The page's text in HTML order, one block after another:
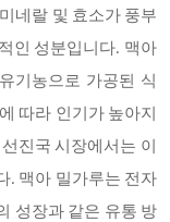
네랄 및 효소가 풍부
인 성분입니다. 맥아
기농으로 가공된 식
따라 인기가 높아지
진국 시장에서는 이
. 맥아 밀가루는 전자
성장과 같은 유통 방